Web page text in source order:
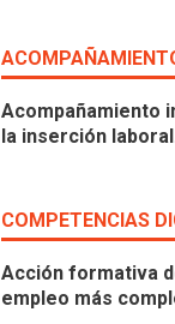
Acompañamiento
la inserción
COMPETENCIAS
Acción formativa
empleo más